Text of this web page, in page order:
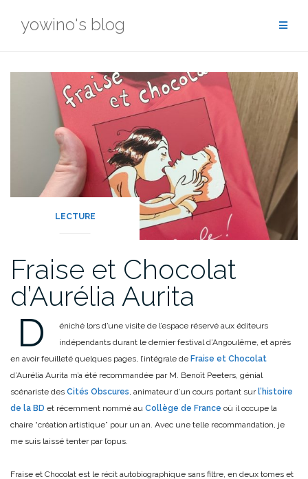
yowino's blog
LECTURE
Fraise et Chocolat
d’Aurélia Aurita
D
éniché lors d’une visite de l’espace réservé aux éditeurs
indépendants durant le dernier festival d’Angoulême, et après
en avoir feuilleté quelques pages, l’intégrale de Fraise et Chocolat
d’Aurélia Aurita m’a été recommandée par M. Benoît Peeters, génial
scénariste des Cités Obscures, animateur d’un cours portant surl’histoire
de la BD et récemment nommé au Collège de France où il occupe la
chaire “création artistique” pour un an. Avec une telle recommandation, je
me suis laissé tenter par l’opus.
Fraise et Chocolat est le récit autobiographique sans filtre, en deux tomes et